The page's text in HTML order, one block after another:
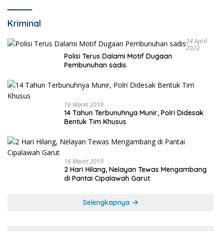
Kriminal
24 April
2022
Polisi Terus Dalami Motif Dugaan
Pembunuhan sadis
16 Maret 2019
14 Tahun Terbunuhnya Munir, Polri Didesak
Bentuk Tim Khusus
16 Maret 2019
2 Hari Hilang, Nelayan Tewas Mengambang
di Pantai Cipalawah Garut
Selengkapnya